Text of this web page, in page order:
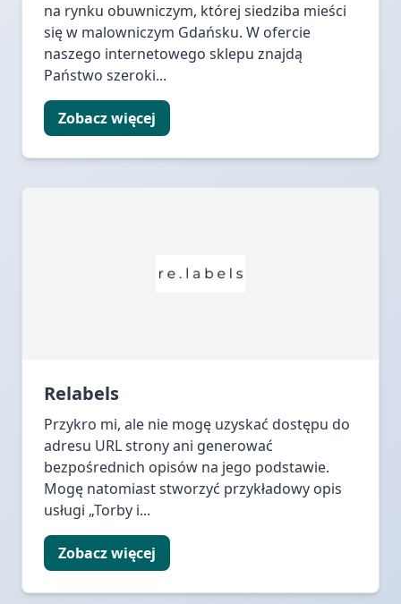
na rynku obuwniczym, której siedziba mieści
się w malowniczym Gdańsku. W ofercie
naszego internetowego sklepu znajdą
Państwo szeroki...
Zobacz więcej
Relabels
Przykro mi, ale nie mogę uzyskać dostępu do
adresu URL strony ani generować
bezpośrednich opisów na jego podstawie.
Mogę natomiast stworzyć przykładowy opis
usługi „Torby i...
Zobacz więcej